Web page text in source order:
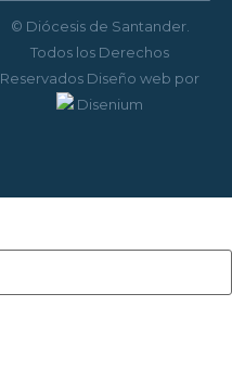
© Diócesis de Santander.
Todos los Derechos
Reservados Diseño web por
Disenium